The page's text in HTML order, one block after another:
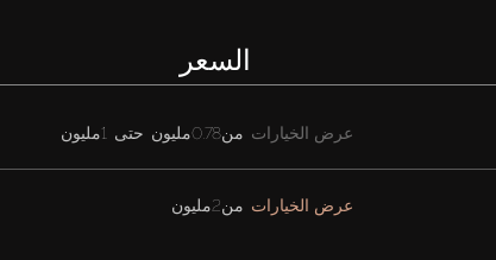
عرض الخيارات
عرض الخيارات
السعر
من0.78مليون حتى 1مليون
من2مليون